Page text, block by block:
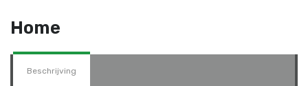
Home
Beschrijving